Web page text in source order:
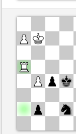
Zwart
Speelduur: 5
Partij telt mee voor de